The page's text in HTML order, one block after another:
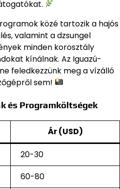
közé tartozik a hajós
valamint a dzsungel
minden korosztály
kínálnak. Az Iguazú-
feledkezzünk meg a vízálló
sem!
és Programköltségek
Ár (USD)
20-30
60-80